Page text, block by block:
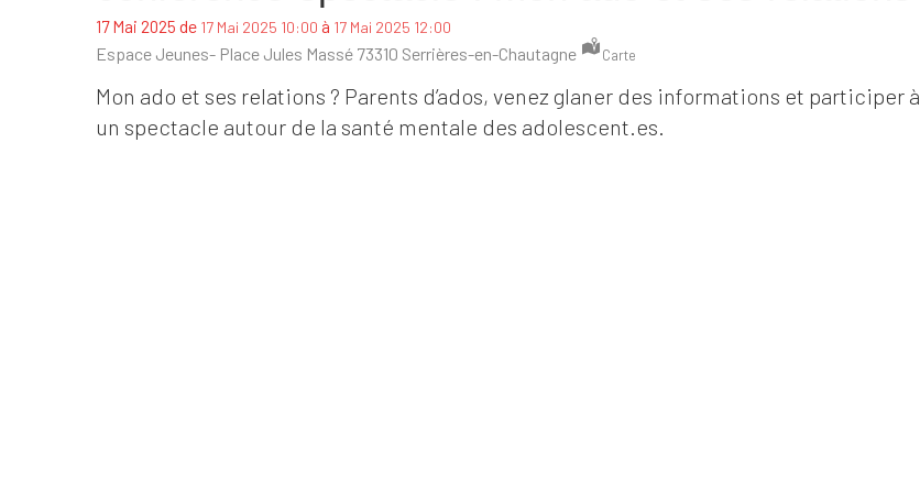
17 Mai 2025 de 17 Mai 2025 10:00 à 17 Mai 2025 12:00
Espace Jeunes- Place Jules Massé 73310 Serrières-en-Chautagne Carte
Mon ado et ses relations ? Parents d’ados, venez glaner des informations et participer à
un spectacle autour de la santé mentale des adolescent.es.